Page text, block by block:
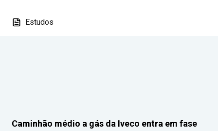
Estudos
Caminhão médio a gás da Iveco entra em fase